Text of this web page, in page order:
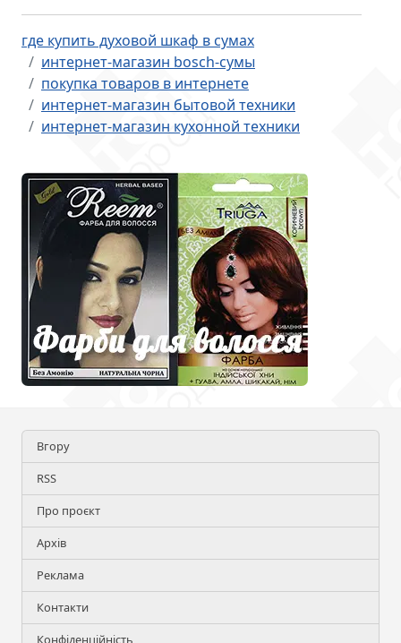
где купить духовой шкаф в сумах
интернет-магазин bosch-сумы
покупка товаров в интернете
интернет-магазин бытовой техники
интернет-магазин кухонной техники
Вгору
RSS
Про проєкт
Архів
Реклама
Контакти
Конфіденційність